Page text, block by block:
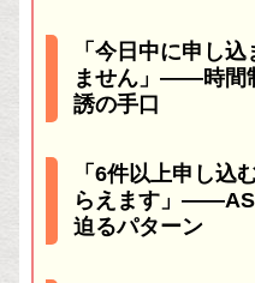
「今日中に申し
ません」——時間
誘の手口
「6件以上申し込
らえます」
迫るパターン